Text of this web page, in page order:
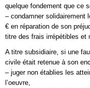
quelque fondement que ce
– condamner solidairement
€ en réparation de son
titre des frais irrépétibles et
A titre subsidiaire, si une
civile était retenue à son
– juger non établies les
l’oeuvre,